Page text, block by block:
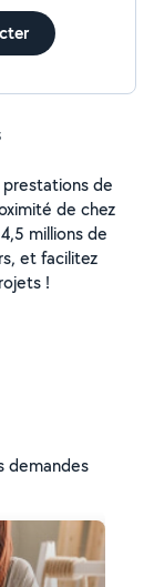
de
de chez
millions de
et facilitez
!
demandes